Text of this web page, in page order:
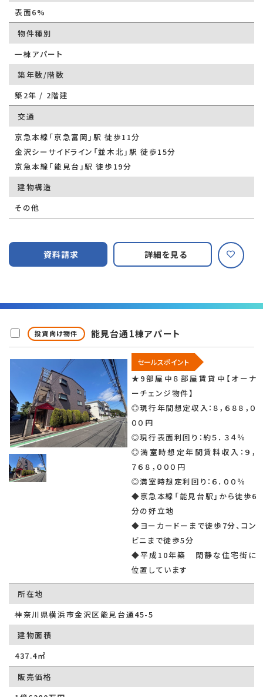
表面6%
物件種別
一棟アパート
築年数/階数
築2年 / 2階建
交通
京急本線「京急富岡」駅 徒歩11分
金沢シーサイドライン「並木北」駅 徒歩15分
京急本線「能見台」駅 徒歩19分
建物構造
その他
資料請求 詳細を見る
投資向け物件 能見台通1棟アパート
セールスポイント
★9部屋中８部屋賃貸中【オーナ
ーチェンジ物件】
◎現行年間想定収入：８，６８８，０
００円
◎現行表面利回り：約５．３４％
◎満室時想定年間賃料収入：９，
７６８，０００円
◎満室時想定利回り：６．００％
◆京急本線「能見台駅」から徒歩6
分の好立地
◆ヨーカードーまで徒歩7分、コン
ビニまで徒歩5分
◆平成10年築 閑静な住宅街に
位置しています
所在地
神奈川県横浜市金沢区能見台通45-5
建物面積
437.4㎡
販売価格